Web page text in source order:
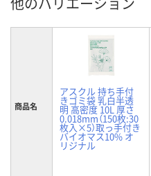
商品名
アスクル 持ち手付
きゴミ袋 乳白半透
明 高密度 10L 厚さ
0.018mm（150枚:30
枚入×5）取っ手付き
バイオマス10% オ
リジナル